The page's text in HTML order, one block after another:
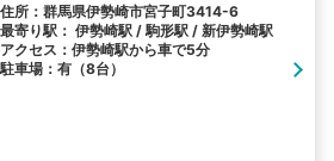
住所：群馬県伊勢崎市宮子町3414-6
最寄り駅： 伊勢崎駅 / 駒形駅 / 新伊勢崎駅
アクセス：伊勢崎駅から車で5分
駐車場：有（8台）